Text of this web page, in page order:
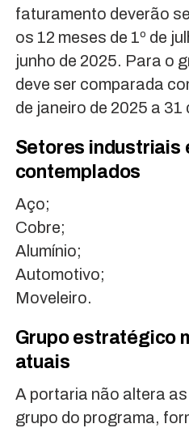
faturamento deverão
os 12 meses de 1º de
junho de 2025. Para o
deve ser comparada
de janeiro de 2025 a 31
Setores industriais
contemplados
Aço;
Cobre;
Alumínio;
Automotivo;
Moveleiro.
Grupo estratégico
atuais
A portaria não altera
grupo do programa,